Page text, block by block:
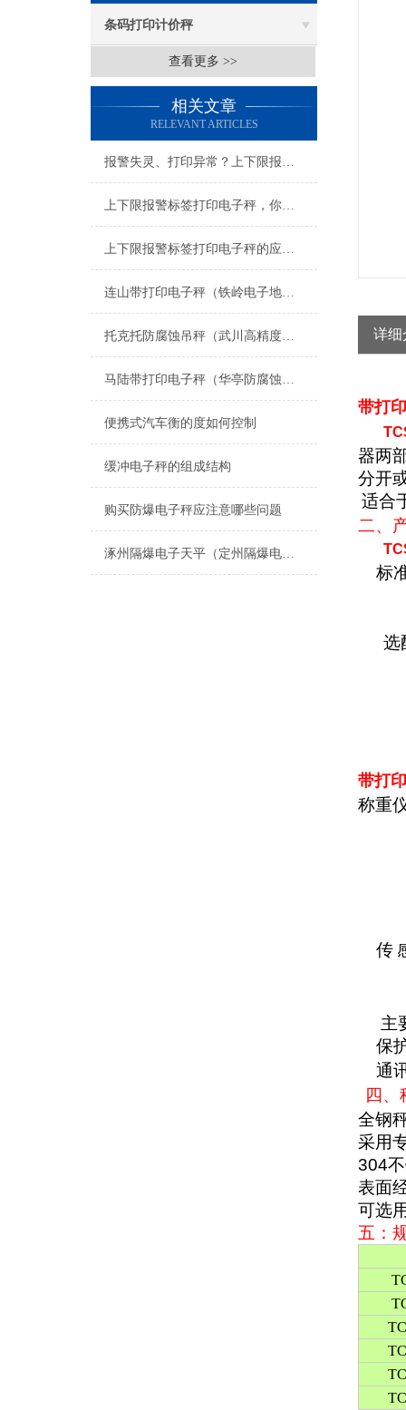
条码打印计价秤
查看更多 >>
相关文章
RELEVANT ARTICLES
报警失灵、打印异常？上下限报警标签打印电子秤常见故障排查
上下限报警标签打印电子秤，你了解多少？
上下限报警标签打印电子秤的应用与发展
连山带打印电子秤（铁岭电子地磅价格）建昌吊秤）辽阳隔爆电子磅秤维修
托克托防腐蚀吊秤（武川高精度叉车秤）林甸防爆秤）清水河带打印电子秤维修
马陆带打印电子秤（华亭防腐蚀电子称（菊园轮椅秤维修
便携式汽车衡的度如何控制
缓冲电子秤的组成结构
购买防爆电子秤应注意哪些问题
涿州隔爆电子天平（定州隔爆电子地磅）保定隔爆电子钢瓶秤维修
详细
带打
器两
分开
适合
二、
标
选
带打
称重
传
主
保
通
四、
全钢
采用
304
表面
可选
五：